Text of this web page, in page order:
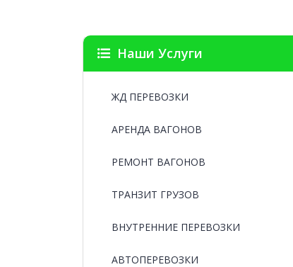
Наши Услуги
ЖД ПЕРЕВОЗКИ
АРЕНДА ВАГОНОВ
РЕМОНТ ВАГОНОВ
ТРАНЗИТ ГРУЗОВ
ВНУТРЕННИЕ ПЕРЕВОЗКИ
АВТОПЕРЕВОЗКИ